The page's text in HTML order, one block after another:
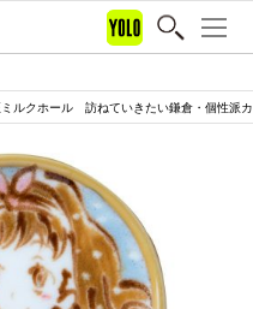
ルクホール 訪ねていきたい鎌倉・個性派